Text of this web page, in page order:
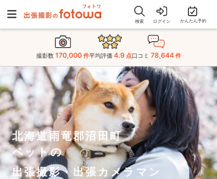
検索 ログイン かんたん予約
撮影数 170,000 件平均評価 4.9 点口コミ 78,644 件
北海道雨竜郡沼田町
ペットの
出張撮影・出張カメラマン